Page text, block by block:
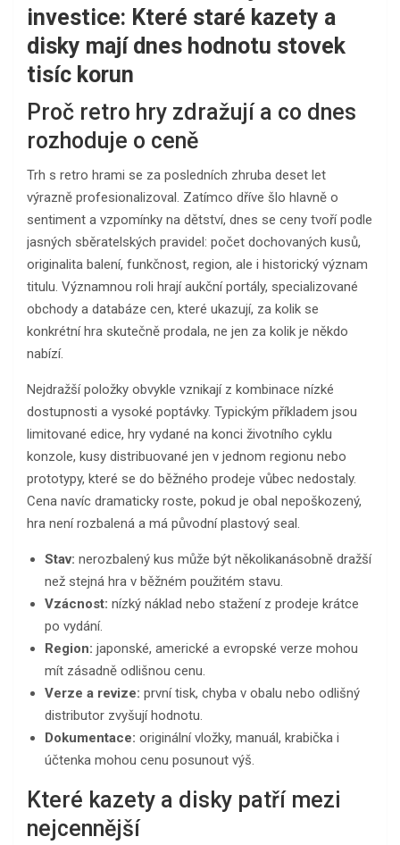
investice: Které staré kazety a
disky mají dnes hodnotu stovek
tisíc korun
Proč retro hry zdražují a co dnes
rozhoduje o ceně
Trh s retro hrami se za posledních zhruba deset let
výrazně profesionalizoval. Zatímco dříve šlo hlavně o
sentiment a vzpomínky na dětství, dnes se ceny tvoří podle
jasných sběratelských pravidel: počet dochovaných kusů,
originalita balení, funkčnost, region, ale i historický význam
titulu. Významnou roli hrají aukční portály, specializované
obchody a databáze cen, které ukazují, za kolik se
konkrétní hra skutečně prodala, ne jen za kolik je někdo
nabízí.
Nejdražší položky obvykle vznikají z kombinace nízké
dostupnosti a vysoké poptávky. Typickým příkladem jsou
limitované edice, hry vydané na konci životního cyklu
konzole, kusy distribuované jen v jednom regionu nebo
prototypy, které se do běžného prodeje vůbec nedostaly.
Cena navíc dramaticky roste, pokud je obal nepoškozený,
hra není rozbalená a má původní plastový seal.
Stav: nerozbalený kus může být několikanásobně dražší
než stejná hra v běžném použitém stavu.
Vzácnost: nízký náklad nebo stažení z prodeje krátce
po vydání.
Region: japonské, americké a evropské verze mohou
mít zásadně odlišnou cenu.
Verze a revize: první tisk, chyba v obalu nebo odlišný
distributor zvyšují hodnotu.
Dokumentace: originální vložky, manuál, krabička i
účtenka mohou cenu posunout výš.
Které kazety a disky patří mezi
nejcennější